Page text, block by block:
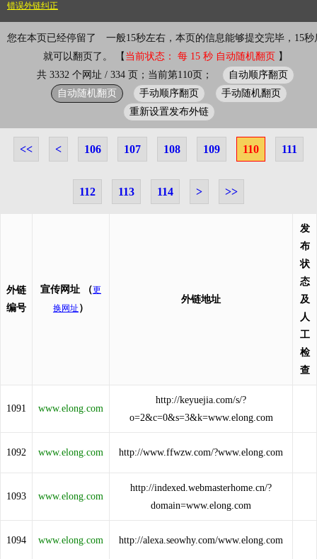
错误外链纠正
您在本页已经停留了
一般15秒左右，本页的信息能够提交完毕，15秒
就可以翻页了。 【 当前状态： 每 15 秒 自动随机翻页 】
共 3332 个网址 / 334 页；当前第110页；
自动顺序翻页
自动随机翻页
手动顺序翻页
手动随机翻页
重新设置发布外链
<< < 106 107 108 109 110 111
112 113 114 > >>
外链
编号
宣传网址 （更
换网址 ）
外链地址
发
布
状
态
及
人
工
检
查
1091 www.elong.com
http://keyuejia.com/s/?
o=2&c=0&s=3&k=www.elong.com
1092 www.elong.com http://www.ffwzw.com/?www.elong.com
1093 www.elong.com
http://indexed.webmasterhome.cn/?
domain=www.elong.com
1094 www.elong.com http://alexa.seowhy.com/www.elong.com